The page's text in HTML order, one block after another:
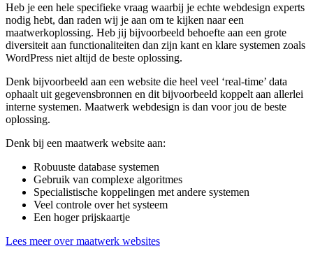
Heb je een hele specifieke vraag waarbij je echte webdesign experts
nodig hebt, dan raden wij je aan om te kijken naar een
maatwerkoplossing. Heb jij bijvoorbeeld behoefte aan een grote
diversiteit aan functionaliteiten dan zijn kant en klare systemen zoals
WordPress niet altijd de beste oplossing.
Denk bijvoorbeeld aan een website die heel veel ‘real-time’ data
ophaalt uit gegevensbronnen en dit bijvoorbeeld koppelt aan allerlei
interne systemen. Maatwerk webdesign is dan voor jou de beste
oplossing.
Denk bij een maatwerk website aan:
Robuuste database systemen
Gebruik van complexe algoritmes
Specialistische koppelingen met andere systemen
Veel controle over het systeem
Een hoger prijskaartje
Lees meer over maatwerk websites